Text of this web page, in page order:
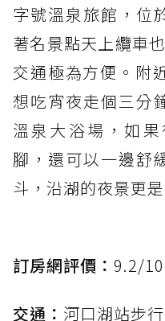
字號溫泉旅館，位
著名景點天上纜車
交通極為方便。附
想吃宵夜走個三分
溫泉大浴場，如
腳，還可以一邊舒
斗，沿湖的夜景更
訂房網評價： 9.2/
交通： 河口湖站步